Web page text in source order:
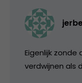
Eigenlijk
verdwijnen als